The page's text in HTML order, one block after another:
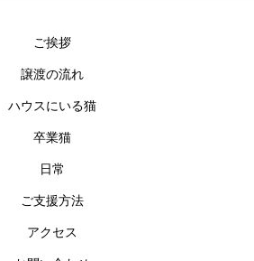
ご挨拶
譲渡の流れ
ハウスにいる猫
卒業猫
日常
ご支援方法
アクセス